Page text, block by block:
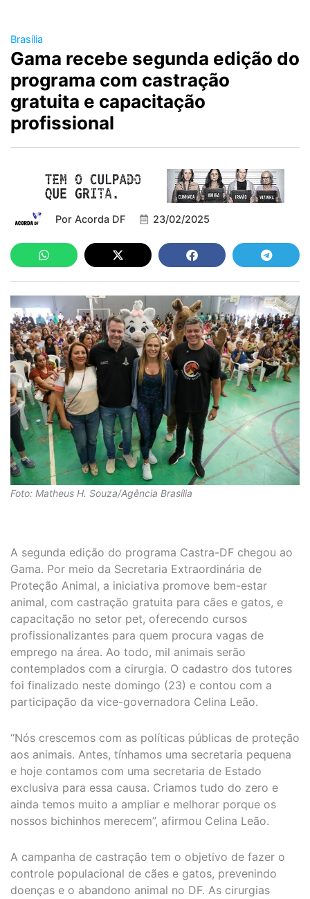
Brasília
Gama recebe segunda edição do
programa com castração
gratuita e capacitação
profissional
Por Acorda DF 23/02/2025
Foto: Matheus H. Souza/Agência Brasília
A segunda edição do programa Castra-DF chegou ao
Gama. Por meio da Secretaria Extraordinária de
Proteção Animal, a iniciativa promove bem-estar
animal, com castração gratuita para cães e gatos, e
capacitação no setor pet, oferecendo cursos
profissionalizantes para quem procura vagas de
emprego na área. Ao todo, mil animais serão
contemplados com a cirurgia. O cadastro dos tutores
foi finalizado neste domingo (23) e contou com a
participação da vice-governadora Celina Leão.
“Nós crescemos com as políticas públicas de proteção
aos animais. Antes, tínhamos uma secretaria pequena
e hoje contamos com uma secretaria de Estado
exclusiva para essa causa. Criamos tudo do zero e
ainda temos muito a ampliar e melhorar porque os
nossos bichinhos merecem”, afirmou Celina Leão.
A campanha de castração tem o objetivo de fazer o
controle populacional de cães e gatos, prevenindo
doenças e o abandono animal no DF. As cirurgias